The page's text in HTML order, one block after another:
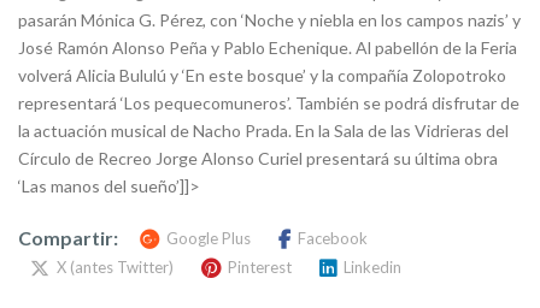
pasarán Mónica G. Pérez, con ‘Noche y niebla en los campos nazis’ y
José Ramón Alonso Peña y Pablo Echenique. Al pabellón de la Feria
volverá Alicia Bululú y ‘En este bosque’ y la compañía Zolopotroko
representará ‘Los pequecomuneros’. También se podrá disfrutar de
la actuación musical de Nacho Prada. En la Sala de las Vidrieras del
Círculo de Recreo Jorge Alonso Curiel presentará su última obra
‘Las manos del sueño’]]>
Compartir: Google Plus
Facebook
X (antes Twitter)
Pinterest Linkedin